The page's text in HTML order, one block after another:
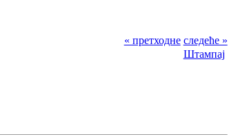
« претходне следеће »
Штампај